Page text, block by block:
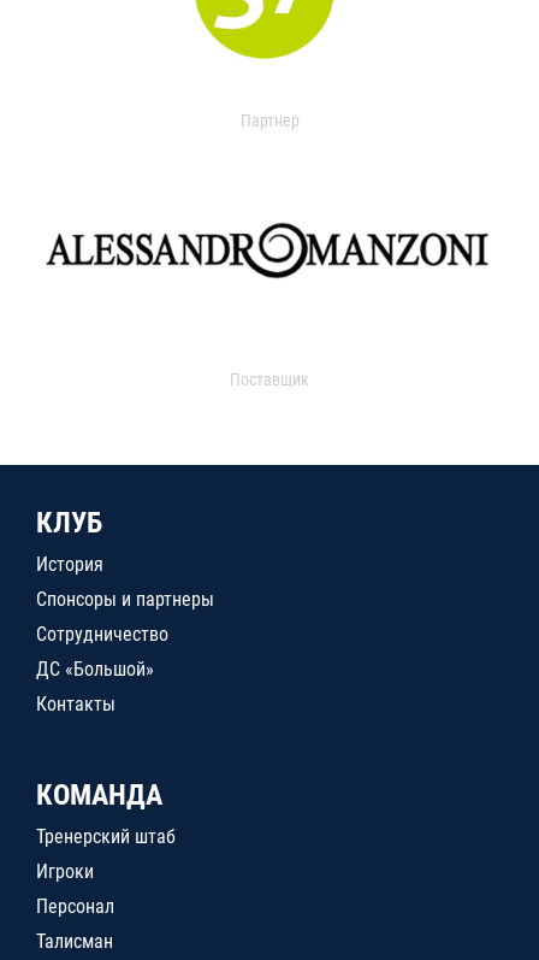
Партнер
Поставщик
КЛУБ
История
Спонсоры и партнеры
Сотрудничество
ДС «Большой»
Контакты
КОМАНДА
Тренерский штаб
Игроки
Персонал
Талисман